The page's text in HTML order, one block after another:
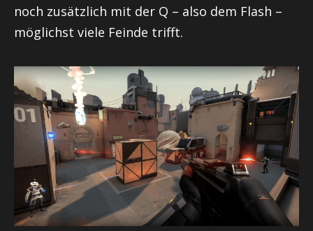
noch zusätzlich mit der Q – also dem Flash –
möglichst viele Feinde trifft.